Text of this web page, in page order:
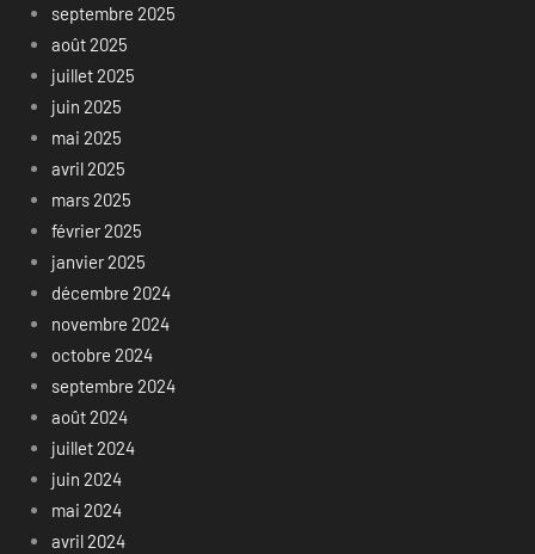
septembre 2025
août 2025
juillet 2025
juin 2025
mai 2025
avril 2025
mars 2025
février 2025
janvier 2025
décembre 2024
novembre 2024
octobre 2024
septembre 2024
août 2024
juillet 2024
juin 2024
mai 2024
avril 2024